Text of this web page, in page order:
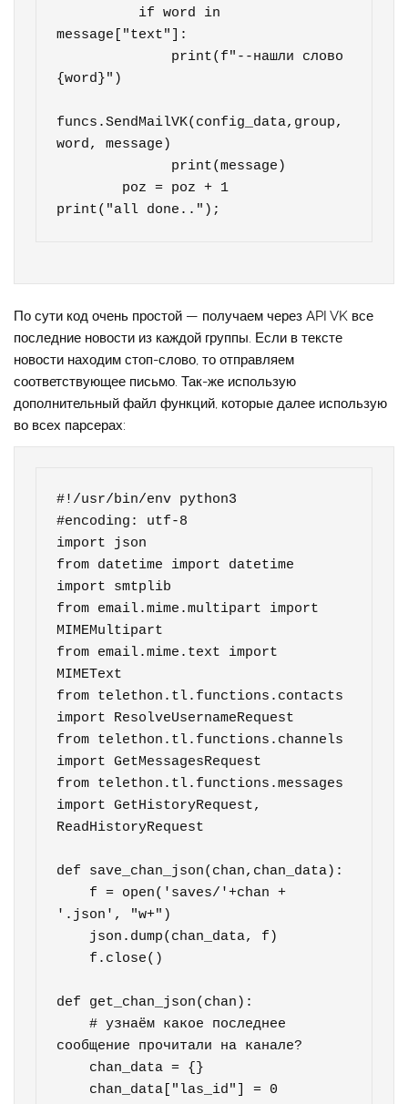
message["text"]:
{word}")
funcs.SendMailVK(config_data,group,
word, message)
print("all done..");
По сути код очень простой — получаем через API VK все
последние новости из каждой группы. Если в тексте
новости находим стоп-слово, то отправляем
соответствующее письмо. Так-же использую
дополнительный файл функций, которые далее использую
во всех парсерах:
#!/usr/bin/env python3
#encoding: utf-8
import json
from datetime import datetime
import smtplib
from email.mime.multipart import
MIMEMultipart
from email.mime.text import
MIMEText
from telethon.tl.functions.contacts
import ResolveUsernameRequest
from telethon.tl.functions.channels
import GetMessagesRequest
from telethon.tl.functions.messages
import GetHistoryRequest,
ReadHistoryRequest
def save_chan_json(chan,chan_data):
'.json', "w+")
def get_chan_json(chan):
    # узнаём какое последнее
сообщение прочитали на канале?